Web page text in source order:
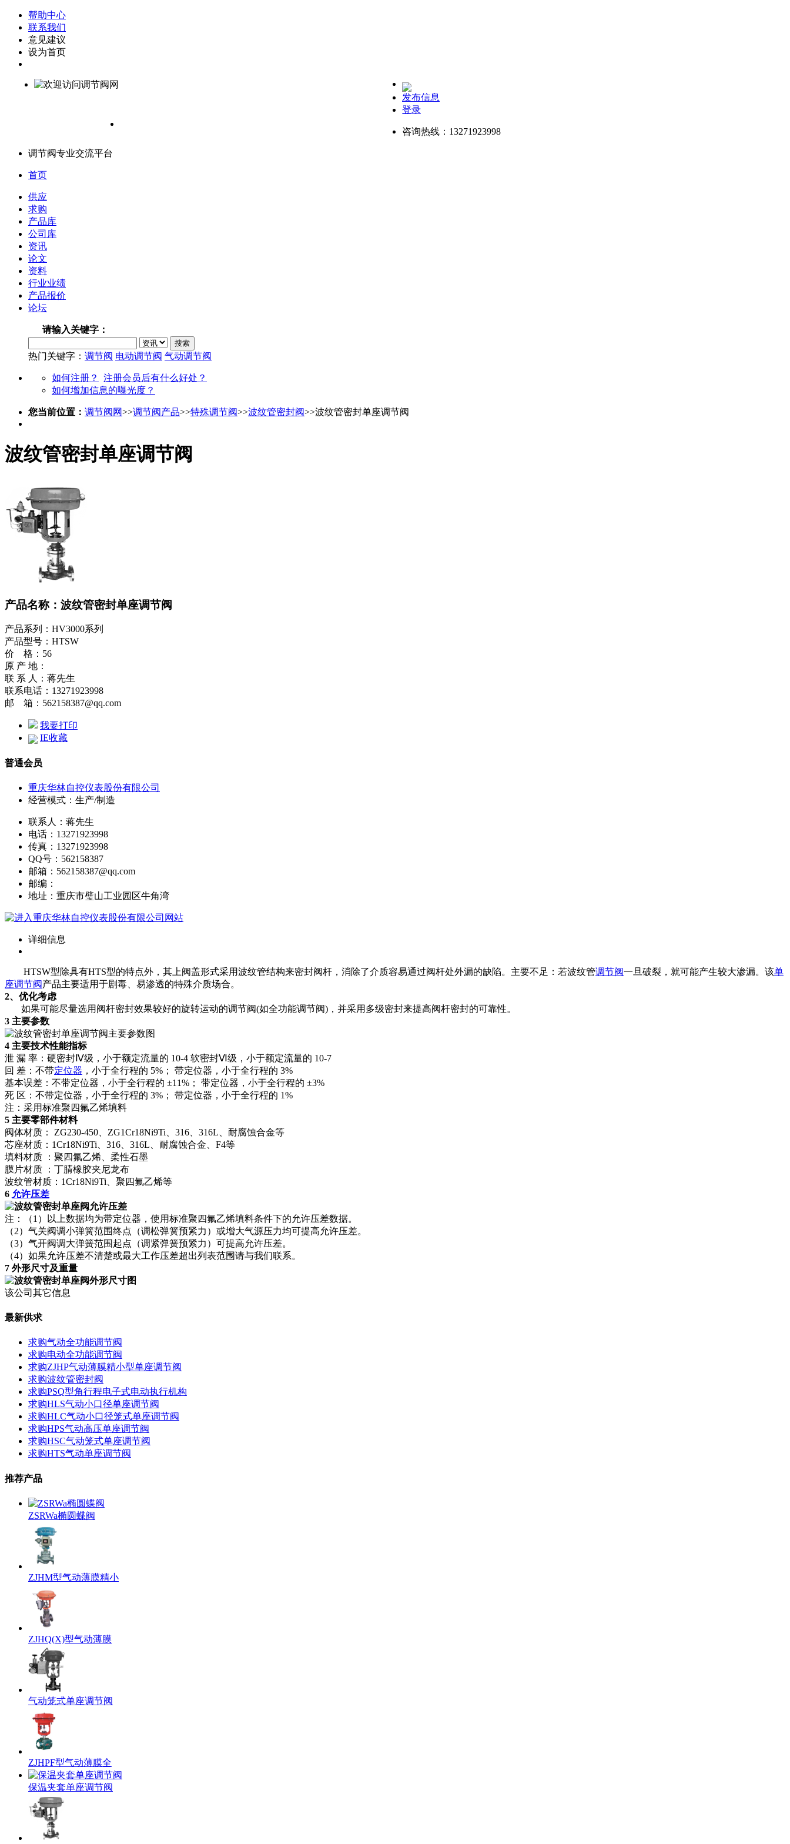
帮助中心
联系我们
意见建议
设为首页
发布信息
登录
咨询热线：13271923998
调节阀专业交流平台
首页
供应
求购
产品库
公司库
资讯
论文
资料
行业业绩
产品报价
论坛
请输入关键字：
热门关键字： 调节阀 电动调节阀 气动调节阀
如何注册？
注册会员后有什么好处？
如何增加信息的曝光度？
您当前位置： 调节阀网>>调节阀产品>>特殊调节阀>>波纹管密封阀>>波纹管密封单座调节阀
波纹管密封单座调节阀
产品名称：波纹管密封单座调节阀
产品系列：HV3000系列
产品型号：HTSW
价 格：56
原 产 地：
联 系 人：蒋先生
联系电话：13271923998
邮 箱：562158387@qq.com
我要打印
IE收藏
普通会员
重庆华林自控仪表股份有限公司
经营模式：生产/制造
联系人：蒋先生
电话：13271923998
传真：13271923998
QQ号：562158387
邮箱：562158387@qq.com
邮编：
地址：重庆市璧山工业园区牛角湾
详细信息
HTSW型除具有HTS型的特点外，其上阀盖形式采用波纹管结构来密封阀杆，消除了介质容易通过阀杆处外漏的缺陷。主要不足：若波纹管调节阀一旦破裂，就可能产生较大渗漏。该单
座调节阀产品主要适用于剧毒、易渗透的特殊介质场合。
2、优化考虑
如果可能尽量选用阀杆密封效果较好的旋转运动的调节阀(如全功能调节阀)，并采用多级密封来提高阀杆密封的可靠性。
3 主要参数
4 主要技术性能指标
泄 漏 率：硬密封Ⅳ级，小于额定流量的 10-4 软密封Ⅵ级，小于额定流量的 10-7
回 差：不带定位器 ，小于全行程的 5%； 带定位器，小于全行程的 3%
基本误差：不带定位器，小于全行程的 ±11%； 带定位器，小于全行程的 ±3%
死 区：不带定位器，小于全行程的 3%； 带定位器，小于全行程的 1%
注：采用标准聚四氟乙烯填料
5 主要零部件材料
阀体材质： ZG230-450、ZG1Cr18Ni9Ti、316、316L、耐腐蚀合金等
芯座材质：1Cr18Ni9Ti、316、316L、耐腐蚀合金、F4等
填料材质 ：聚四氟乙烯、柔性石墨
膜片材质 ：丁腈橡胶夹尼龙布
波纹管材质：1Cr18Ni9Ti、聚四氟乙烯等
6 允许压差
注：（1）以上数据均为带定位器，使用标准聚四氟乙烯填料条件下的允许压差数据。
（2）气关阀调小弹簧范围终点（调松弹簧预紧力）或增大气源压力均可提高允许压差。
（3）气开阀调大弹簧范围起点（调紧弹簧预紧力）可提高允许压差。
（4）如果允许压差不清楚或最大工作压差超出列表范围请与我们联系。
7 外形尺寸及重量
该公司其它信息
最新供求
求购气动全功能调节阀
求购电动全功能调节阀
求购ZJHP气动薄膜精小型单座调节阀
求购波纹管密封阀
求购PSQ型角行程电子式电动执行机构
求购HLS气动小口径单座调节阀
求购HLC气动小口径笼式单座调节阀
求购HPS气动高压单座调节阀
求购HSC气动笼式单座调节阀
求购HTS气动单座调节阀
推荐产品
ZSRWa椭圆蝶阀
ZJHM型气动薄膜精小
ZJHQ(X)型气动薄膜
气动笼式单座调节阀
ZJHPF型气动薄膜全
保温夹套单座调节阀